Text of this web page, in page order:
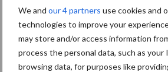
We and our 4 partners use cookies and
technologies to improve your
may store and/or access information
process the personal data, such as your
browsing data, for purposes like
Freddy van de
Cleaners:
zit in m’n bloed,
innoveren is